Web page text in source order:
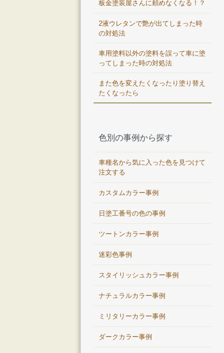
板金塗装屋さんに頼めなくなる！？
2液ウレタンで艶が出てしまった時
の対処法
車用塗料以外の塗料を誤って車に塗
ってしまった時の対処法
また色を変えたくなったり塗り替え
たくなったら
色別の事例から探す
車種名から気に入った色を見つけて
注文する
カスタムカラー事例
日塗工番号の色の事例
ツートンカラー事例
迷彩色事例
スタイリッシュカラー事例
ナチュラルカラー事例
ミリタリーカラー事例
ダークカラー事例